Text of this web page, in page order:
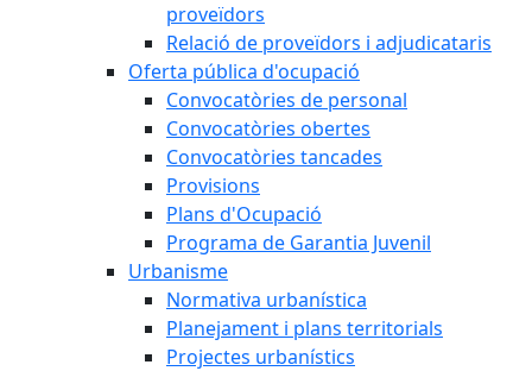
proveïdors
Relació de proveïdors i adjudicataris
Oferta pública d'ocupació
Convocatòries de personal
Convocatòries obertes
Convocatòries tancades
Provisions
Plans d'Ocupació
Programa de Garantia Juvenil
Urbanisme
Normativa urbanística
Planejament i plans territorials
Projectes urbanístics